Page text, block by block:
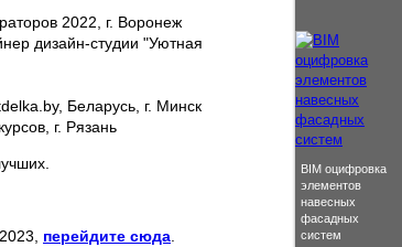
2022, г. Воронеж
дизайн-студии "Уютная
Беларусь, г. Минск
г. Рязань
перейдите сюда
BIM оцифровка
элементов
навесных
фасадных
систем